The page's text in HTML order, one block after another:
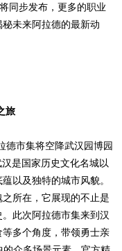
步发布，更多的职业
未来阿拉德的最新动
旅
市集将空降武汉园博园
是国家历史文化名城以
以及独特的城市风貌。
所在，它展现的不止是
此次阿拉德市集来到汉
多个角度，带领勇士亲